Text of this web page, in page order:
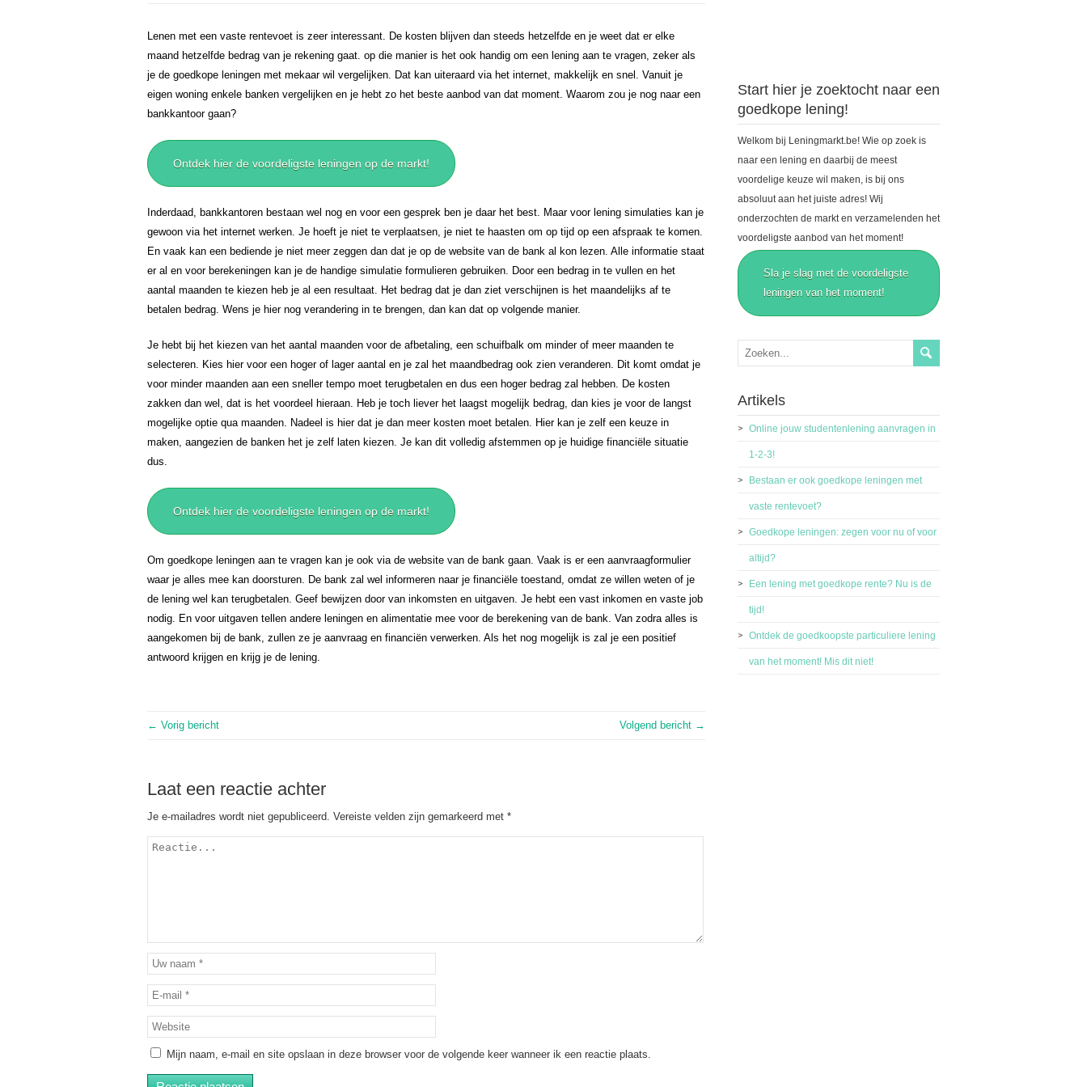
Lenen met een vaste rentevoet is zeer interessant. De kosten blijven dan steeds hetzelfde en je weet dat er elke
maand hetzelfde bedrag van je rekening gaat. op die manier is het ook handig om een lening aan te vragen, zeker als
je de goedkope leningen met mekaar wil vergelijken. Dat kan uiteraard via het internet, makkelijk en snel. Vanuit je
eigen woning enkele banken vergelijken en je hebt zo het beste aanbod van dat moment. Waarom zou je nog naar een
bankkantoor gaan?
Ontdek hier de voordeligste leningen op de markt!
Inderdaad, bankkantoren bestaan wel nog en voor een gesprek ben je daar het best. Maar voor lening simulaties kan je
gewoon via het internet werken. Je hoeft je niet te verplaatsen, je niet te haasten om op tijd op een afspraak te komen.
En vaak kan een bediende je niet meer zeggen dan dat je op de website van de bank al kon lezen. Alle informatie staat
er al en voor berekeningen kan je de handige simulatie formulieren gebruiken. Door een bedrag in te vullen en het
aantal maanden te kiezen heb je al een resultaat. Het bedrag dat je dan ziet verschijnen is het maandelijks af te
betalen bedrag. Wens je hier nog verandering in te brengen, dan kan dat op volgende manier.
Je hebt bij het kiezen van het aantal maanden voor de afbetaling, een schuifbalk om minder of meer maanden te
selecteren. Kies hier voor een hoger of lager aantal en je zal het maandbedrag ook zien veranderen. Dit komt omdat je
voor minder maanden aan een sneller tempo moet terugbetalen en dus een hoger bedrag zal hebben. De kosten
zakken dan wel, dat is het voordeel hieraan. Heb je toch liever het laagst mogelijk bedrag, dan kies je voor de langst
mogelijke optie qua maanden. Nadeel is hier dat je dan meer kosten moet betalen. Hier kan je zelf een keuze in
maken, aangezien de banken het je zelf laten kiezen. Je kan dit volledig afstemmen op je huidige financiële situatie
dus.
Ontdek hier de voordeligste leningen op de markt!
Om goedkope leningen aan te vragen kan je ook via de website van de bank gaan. Vaak is er een aanvraagformulier
waar je alles mee kan doorsturen. De bank zal wel informeren naar je financiële toestand, omdat ze willen weten of je
de lening wel kan terugbetalen. Geef bewijzen door van inkomsten en uitgaven. Je hebt een vast inkomen en vaste job
nodig. En voor uitgaven tellen andere leningen en alimentatie mee voor de berekening van de bank. Van zodra alles is
aangekomen bij de bank, zullen ze je aanvraag en financiën verwerken. Als het nog mogelijk is zal je een positief
antwoord krijgen en krijg je de lening.
← Vorig bericht Volgend bericht →
Laat een reactie achter
Je e-mailadres wordt niet gepubliceerd. Vereiste velden zijn gemarkeerd met *
Mijn naam, e-mail en site opslaan in deze browser voor de volgende keer wanneer ik een reactie plaats.
Start hier je zoektocht naar een
goedkope lening!
Welkom bij Leningmarkt.be! Wie op zoek is
naar een lening en daarbij de meest
voordelige keuze wil maken, is bij ons
absoluut aan het juiste adres! Wij
onderzochten de markt en verzamelenden het
voordeligste aanbod van het moment!
Sla je slag met de voordeligste
leningen van het moment!
Artikels
Online jouw studentenlening aanvragen in
1-2-3!
Bestaan er ook goedkope leningen met
vaste rentevoet?
Goedkope leningen: zegen voor nu of voor
altijd?
Een lening met goedkope rente? Nu is de
tijd!
Ontdek de goedkoopste particuliere lening
van het moment! Mis dit niet!